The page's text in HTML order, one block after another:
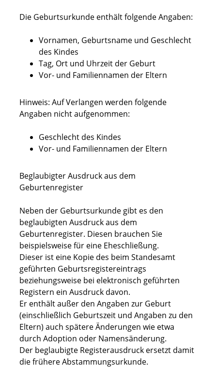
Die Geburtsurkunde enthält folgende Angaben:
Vornamen, Geburtsname und Geschlecht
des Kindes
Tag, Ort und Uhrzeit der Geburt
Vor- und Familiennamen der Eltern
Hinweis: Auf Verlangen werden folgende
Angaben nicht aufgenommen:
Geschlecht des Kindes
Vor- und Familiennamen der Eltern
Beglaubigter Ausdruck aus dem
Geburtenregister
Neben der Geburtsurkunde gibt es den
beglaubigten Ausdruck aus dem
Geburtenregister. Diesen brauchen Sie
beispielsweise für eine Eheschließung.
Dieser ist eine Kopie des beim Standesamt
geführten Geburtsregistereintrags
beziehungsweise bei elektronisch geführten
Registern ein Ausdruck davon.
Er enthält außer den Angaben zur Geburt
(einschließlich Geburtszeit und Angaben zu den
Eltern) auch spätere Änderungen wie etwa
durch Adoption oder Namensänderung.
Der beglaubigte Registerausdruck ersetzt damit
die frühere Abstammungsurkunde.